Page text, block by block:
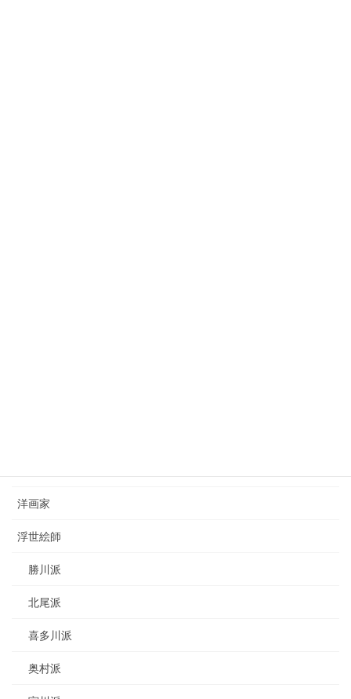
洋画家
浮世絵師
勝川派
北尾派
喜多川派
奥村派